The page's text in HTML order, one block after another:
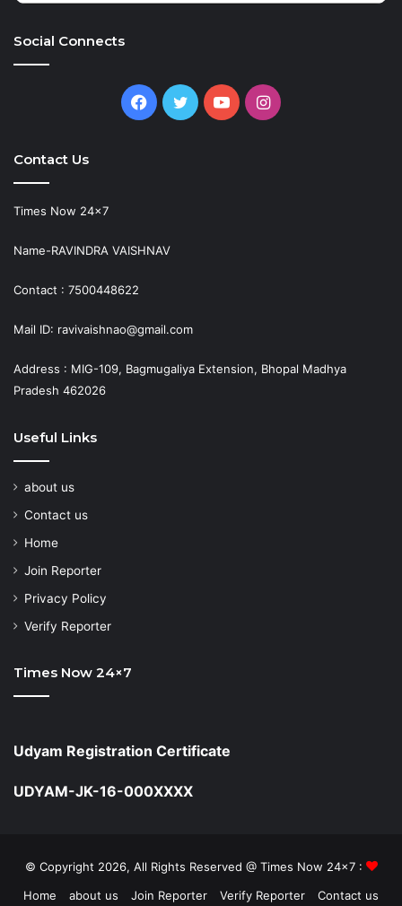
Social Connects
Facebook
TwitterYouTubeInstagram
Contact Us
Times Now 24×7
Name-RAVINDRA VAISHNAV
Contact : 7500448622
Mail ID: ravivaishnao@gmail.com
Address : MIG-109, Bagmugaliya Extension, Bhopal Madhya
Pradesh 462026
Useful Links
about us
Contact us
Home
Join Reporter
Privacy Policy
Verify Reporter
Times Now 24×7
Udyam Registration Certificate
UDYAM-JK-16-000XXXX
© Copyright 2026, All Rights Reserved @ Times Now 24x7 :
Home
about us Join Reporter Verify Reporter Contact us